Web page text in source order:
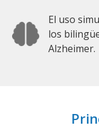
El uso
los
Alzheimer.